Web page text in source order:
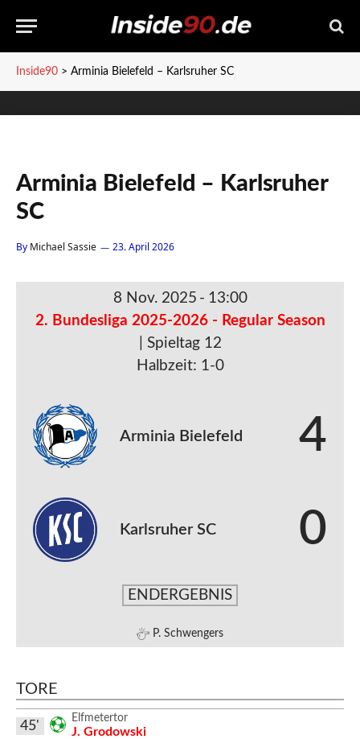
Inside90 > Arminia Bielefeld – Karlsruher SC
Arminia Bielefeld – Karlsruher
SC
By Michael Sassie 23. April 2026
8 Nov. 2025 - 13:00
2. Bundesliga 2025-2026 - Regular Season
| Spieltag 12
Halbzeit: 1-0
Arminia Bielefeld 4
Karlsruher SC 0
ENDERGEBNIS
P. Schwengers
TORE
Elfmetertor
J. Grodowski
45'